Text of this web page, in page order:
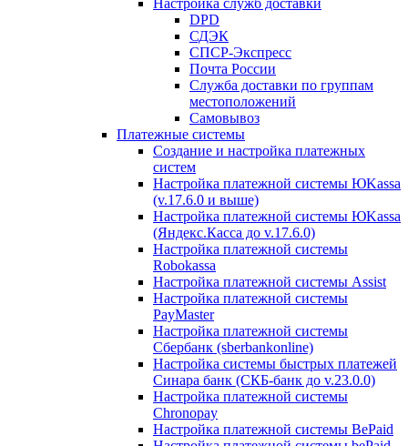
Настройка служб доставки
DPD
СДЭК
СПСР-Экспресс
Почта России
Служба доставки по группам
местоположений
Самовывоз
Платежные системы
Создание и настройка платежных
систем
Настройка платежной системы ЮKassa
(v.17.6.0 и выше)
Настройка платежной системы ЮKassa
(Яндекс.Касса до v.17.6.0)
Настройка платежной системы
Robokassa
Настройка платежной системы Assist
Настройка платежной системы
PayMaster
Настройка платежной системы
Сбербанк (sberbankonline)
Настройка системы быстрых платежей
Синара банк (СКБ-банк до v.23.0.0)
Настройка платежной системы
Chronopay
Настройка платежной системы BePaid